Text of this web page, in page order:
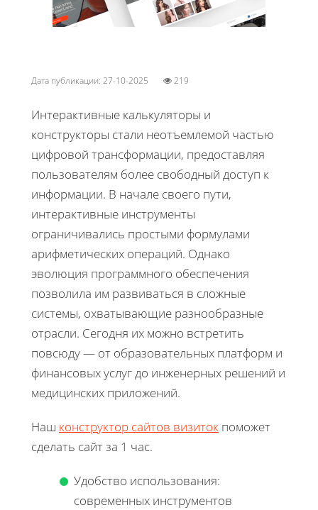
Дата публикации: 27-10-2025 219
Интерактивные калькуляторы и
конструкторы стали неотъемлемой частью
цифровой трансформации, предоставляя
пользователям более свободный доступ к
информации. В начале своего пути,
интерактивные инструменты
ограничивались простыми формулами
арифметических операций. Однако
эволюция программного обеспечения
позволила им развиваться в сложные
системы, охватывающие разнообразные
отрасли. Сегодня их можно встретить
повсюду — от образовательных платформ и
финансовых услуг до инженерных решений и
медицинских приложений.
Наш конструктор сайтов визиток поможет
сделать сайт за 1 час.
Удобство использования:
современных инструментов